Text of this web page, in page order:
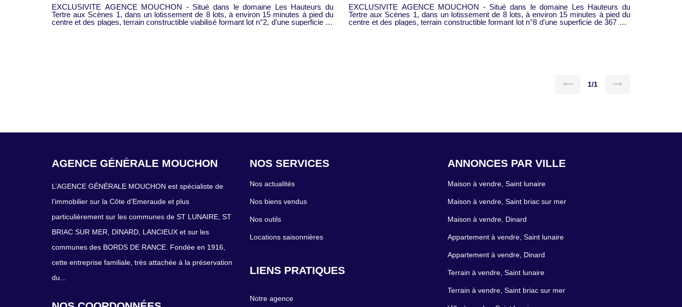
EXCLUSIVITE AGENCE MOUCHON - Situé dans le domaine Les Hauteurs du
Tertre aux Scènes 1, dans un lotissement de 8 lots, à environ 15 minutes à pied du
centre et des plages, terrain constructible viabilisé formant lot n°2, d'une superficie de
EXCLUSIVITE AGENCE MOUCHON - Situé dans le domaine Les Hauteurs du
Tertre aux Scènes 1, dans un lotissement de 8 lots, à environ 15 minutes à pied du
centre et des plages, terrain constructible formant lot n°8 d'une superficie de 367 m².
1/1
AGENCE GÉNÉRALE MOUCHON
L’AGENCE GÉNÉRALE MOUCHON est spécialiste de
l’immobilier sur la Côte d’Emeraude et plus
particulièrement sur les communes de ST LUNAIRE, ST
BRIAC SUR MER, DINARD, LANCIEUX et sur les
communes des BORDS DE RANCE. Fondée en 1916,
cette entreprise familiale, très attachée à la préservation
du...
NOS SERVICES
Nos actualités
Nos biens vendus
Nos outils
Locations saisonnières
LIENS PRATIQUES
Notre agence
ANNONCES PAR VILLE
Maison à vendre, Saint lunaire
Maison à vendre, Saint briac sur mer
Maison à vendre, Dinard
Appartement à vendre, Saint lunaire
Appartement à vendre, Dinard
Terrain à vendre, Saint lunaire
Terrain à vendre, Saint briac sur mer